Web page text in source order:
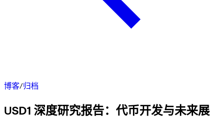
博客/归档
USD1 深度研究报告：代币开发与未来展